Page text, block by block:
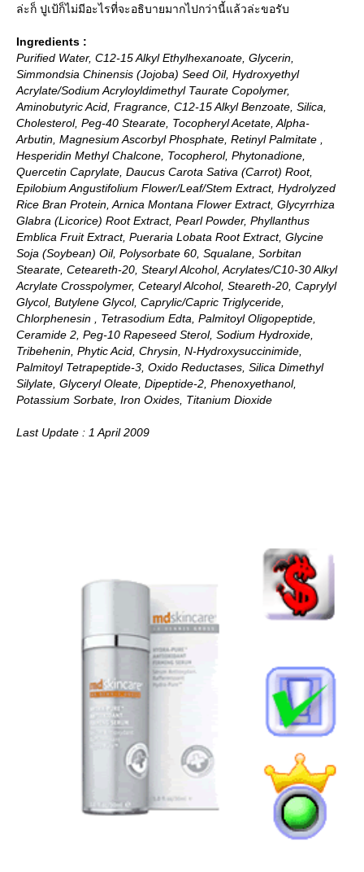
ล่ะก็ ปูเป้ก็ไม่มีอะไรที่จะอธิบายมากไปกว่านี้แล้วล่ะขอรับ
Ingredients :
Purified Water, C12-15 Alkyl Ethylhexanoate, Glycerin,
Simmondsia Chinensis (Jojoba) Seed Oil, Hydroxyethyl
Acrylate/Sodium Acryloyldimethyl Taurate Copolymer,
Aminobutyric Acid, Fragrance, C12-15 Alkyl Benzoate, Silica,
Cholesterol, Peg-40 Stearate, Tocopheryl Acetate, Alpha-
Arbutin, Magnesium Ascorbyl Phosphate, Retinyl Palmitate ,
Hesperidin Methyl Chalcone, Tocopherol, Phytonadione,
Quercetin Caprylate, Daucus Carota Sativa (Carrot) Root,
Epilobium Angustifolium Flower/Leaf/Stem Extract, Hydrolyzed
Rice Bran Protein, Arnica Montana Flower Extract, Glycyrrhiza
Glabra (Licorice) Root Extract, Pearl Powder, Phyllanthus
Emblica Fruit Extract, Pueraria Lobata Root Extract, Glycine
Soja (Soybean) Oil, Polysorbate 60, Squalane, Sorbitan
Stearate, Ceteareth-20, Stearyl Alcohol, Acrylates/C10-30 Alkyl
Acrylate Crosspolymer, Cetearyl Alcohol, Steareth-20, Caprylyl
Glycol, Butylene Glycol, Caprylic/Capric Triglyceride,
Chlorphenesin , Tetrasodium Edta, Palmitoyl Oligopeptide,
Ceramide 2, Peg-10 Rapeseed Sterol, Sodium Hydroxide,
Tribehenin, Phytic Acid, Chrysin, N-Hydroxysuccinimide,
Palmitoyl Tetrapeptide-3, Oxido Reductases, Silica Dimethyl
Silylate, Glyceryl Oleate, Dipeptide-2, Phenoxyethanol,
Potassium Sorbate, Iron Oxides, Titanium Dioxide
Last Update : 1 April 2009